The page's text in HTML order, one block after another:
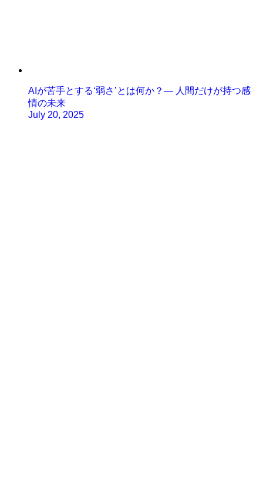
AIが苦手とする‘弱さ’とは何か？— 人間だけが持つ感
情の未来
July 20, 2025